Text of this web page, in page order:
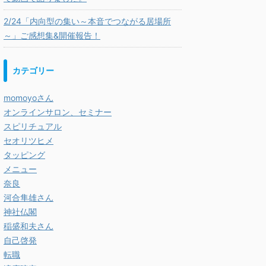
2/24「内向型の集い～本音でつながる居場所
～」ご感想集&開催報告！
カテゴリー
momoyoさん
オンラインサロン、セミナー
スピリチュアル
セオリツヒメ
タッピング
メニュー
奈良
河合隼雄さん
神社仏閣
稲盛和夫さん
自己啓発
転職